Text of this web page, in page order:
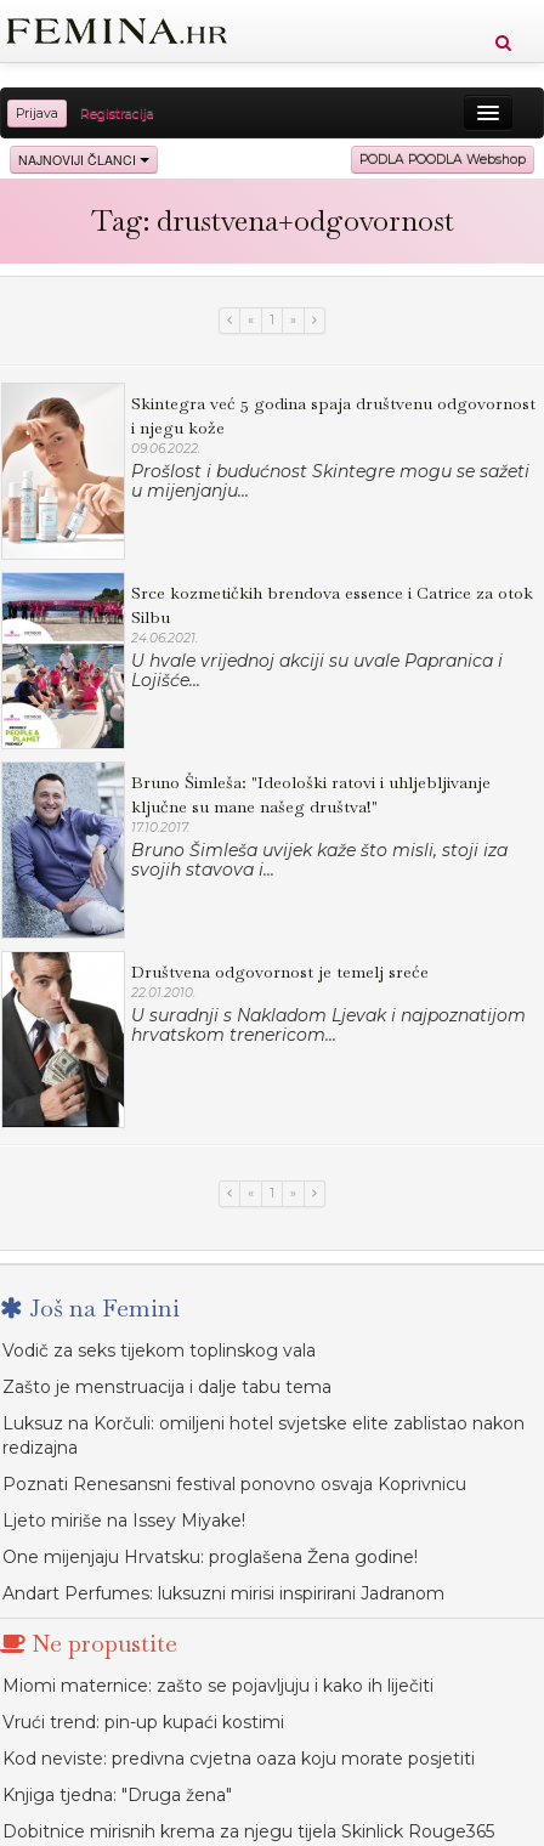
Prijava Registracija
Sreća Zdravlje Vitkost
Moda Ljubav Putovanja
NAJNOVIJI ČLANCI PODLA POODLA Webshop
Tag: drustvena+odgovornost
« 1 »
Skintegra već 5 godina spaja društvenu odgovornost
i njegu kože
09.06.2022.
Prošlost i budućnost Skintegre mogu se sažeti
u mijenjanju...
Srce kozmetičkih brendova essence i Catrice za otok
Silbu
24.06.2021.
U hvale vrijednoj akciji su uvale Papranica i
Lojišće...
Bruno Šimleša: "Ideološki ratovi i uhljebljivanje
ključne su mane našeg društva!"
17.10.2017.
Bruno Šimleša uvijek kaže što misli, stoji iza
svojih stavova i...
Društvena odgovornost je temelj sreće
22.01.2010.
U suradnji s Nakladom Ljevak i najpoznatijom
hrvatskom trenericom...
« 1 »
Još na Femini
Vodič za seks tijekom toplinskog vala
Zašto je menstruacija i dalje tabu tema
Luksuz na Korčuli: omiljeni hotel svjetske elite zablistao nakon
redizajna
Poznati Renesansni festival ponovno osvaja Koprivnicu
Ljeto miriše na Issey Miyake!
One mijenjaju Hrvatsku: proglašena Žena godine!
Andart Perfumes: luksuzni mirisi inspirirani Jadranom
Ne propustite
Miomi maternice: zašto se pojavljuju i kako ih liječiti
Vrući trend: pin-up kupaći kostimi
Kod neviste: predivna cvjetna oaza koju morate posjetiti
Knjiga tjedna: "Druga žena"
Dobitnice mirisnih krema za njegu tijela Skinlick Rouge365